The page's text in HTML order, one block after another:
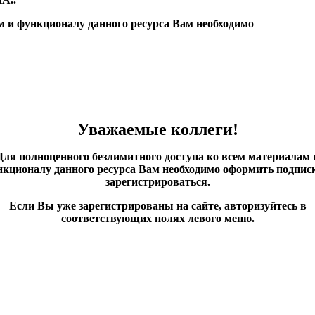
функционалу данного ресурса Вам необходимо
Уважаемые коллеги!
полноценного безлимитного доступа ко всем материалам
данного ресурса Вам необходимо оформить
зарегистрироваться.
Если Вы уже зарегистрированы на сайте, авторизуйтесь в
соответствующих полях левого меню.